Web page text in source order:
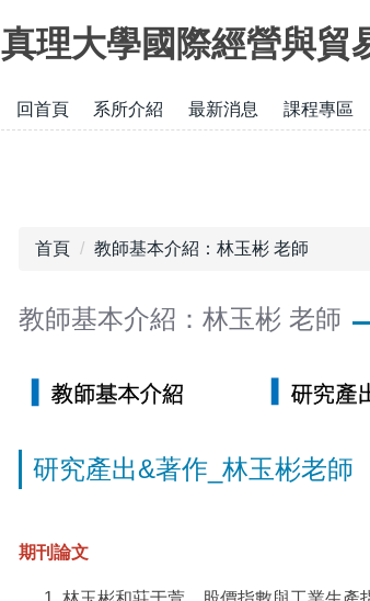
真理大學國際經營與貿
回首頁 系所介紹 最新消息 課程專區
首頁 教師基本介紹：林玉彬 老師
教師基本介紹：林玉彬 老師
研究產出&著作_林玉彬老師
期刊論文